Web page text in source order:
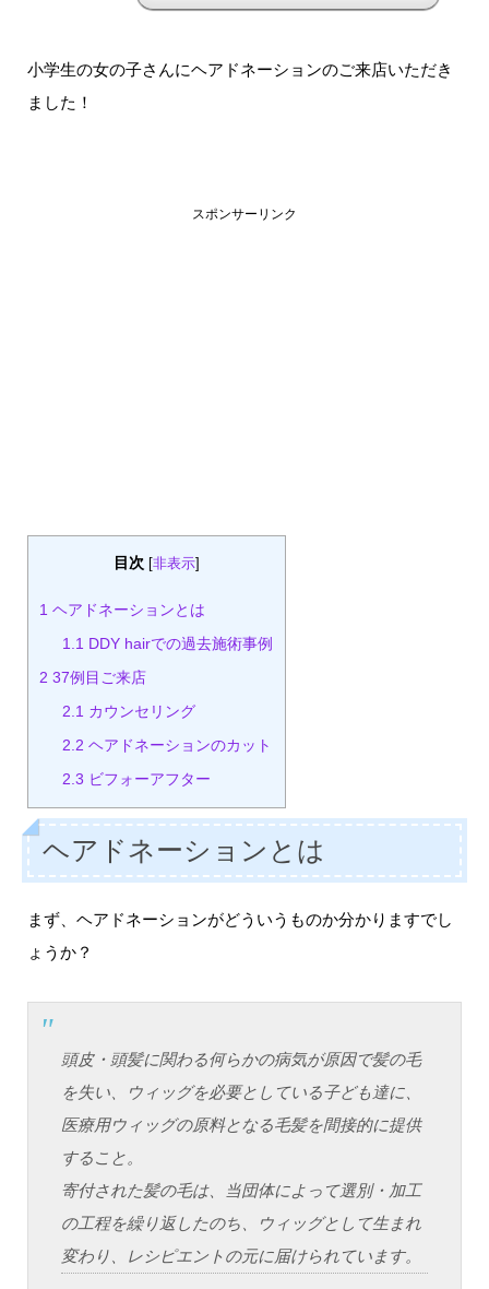
小学生の女の子さんにヘアドネーションのご来店いただき
ました！
スポンサーリンク
目次 [非表示]
1 ヘアドネーションとは
1.1 DDY hairでの過去施術事例
2 37例目ご来店
2.1 カウンセリング
2.2 ヘアドネーションのカット
2.3 ビフォーアフター
ヘアドネーションとは
まず、ヘアドネーションがどういうものか分かりますでし
ょうか？
頭皮・頭髪に関わる何らかの病気が原因で髪の毛
を失い、ウィッグを必要としている子ども達に、
医療用ウィッグの原料となる毛髪を間接的に提供
すること。
寄付された髪の毛は、当団体によって選別・加工
の工程を繰り返したのち、ウィッグとして生まれ
変わり、レシピエントの元に届けられています。